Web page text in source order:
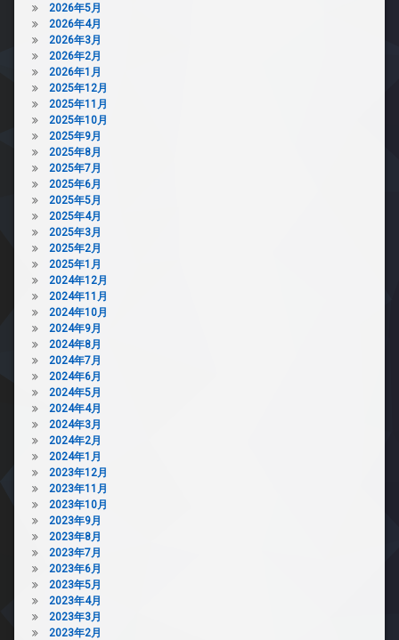
2026年5月
2026年4月
2026年3月
2026年2月
2026年1月
2025年12月
2025年11月
2025年10月
2025年9月
2025年8月
2025年7月
2025年6月
2025年5月
2025年4月
2025年3月
2025年2月
2025年1月
2024年12月
2024年11月
2024年10月
2024年9月
2024年8月
2024年7月
2024年6月
2024年5月
2024年4月
2024年3月
2024年2月
2024年1月
2023年12月
2023年11月
2023年10月
2023年9月
2023年8月
2023年7月
2023年6月
2023年5月
2023年4月
2023年3月
2023年2月